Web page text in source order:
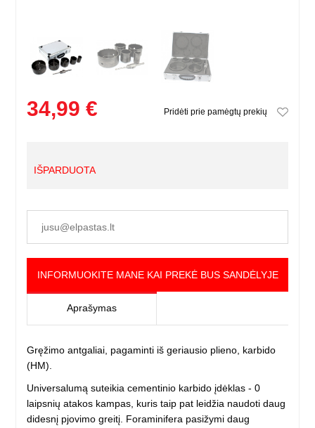
34,99 € Pridėti prie pamėgtų prekių
IŠPARDUOTA
INFORMUOKITE MANE KAI PREKĖ BUS SANDĖLYJE
Aprašymas
Gręžimo antgaliai, pagaminti iš geriausio plieno, karbido
(HM).
Universalumą suteikia cementinio karbido įdėklas - 0
laipsnių atakos kampas, kuris taip pat leidžia naudoti daug
didesnį pjovimo greitį. Foraminifera pasižymi daug